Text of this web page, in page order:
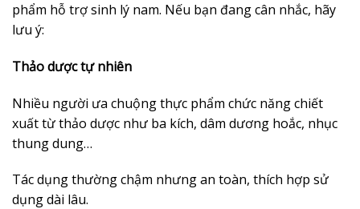
phẩm hỗ trợ sinh lý nam. Nếu bạn đang cân nhắc, hãy
lưu ý:
Thảo dược tự nhiên
Nhiều người ưa chuộng thực phẩm chức năng chiết
xuất từ thảo dược như ba kích, dâm dương hoắc, nhục
thung dung…
Tác dụng thường chậm nhưng an toàn, thích hợp sử
dụng dài lâu.